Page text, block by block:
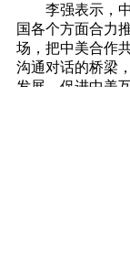
李强表示，中
国各个方面合力
场，把中美合作
沟通对话的桥梁
发展，促进中美